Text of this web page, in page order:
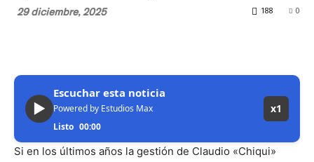
29 diciembre, 2025 0
188
▶
Escuchar esta noticia
Powered by Estudios Max
Listo 00:00
x1
Si en los últimos años la gestión de Claudio «Chiqui»